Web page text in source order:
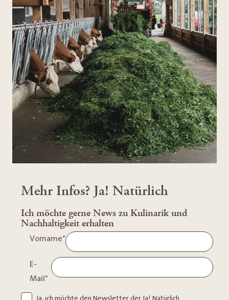
Mehr Infos? Ja! Natürlich
Ich möchte gerne News zu Kulinarik und
Nachhaltigkeit erhalten
Vorname*
E-
Mail*